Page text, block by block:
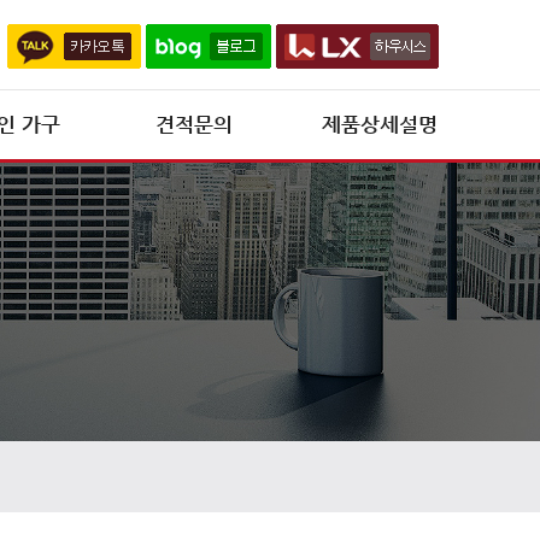
가구 견적문의 제품상세설명
제품상세설명
신제품 개발 현황